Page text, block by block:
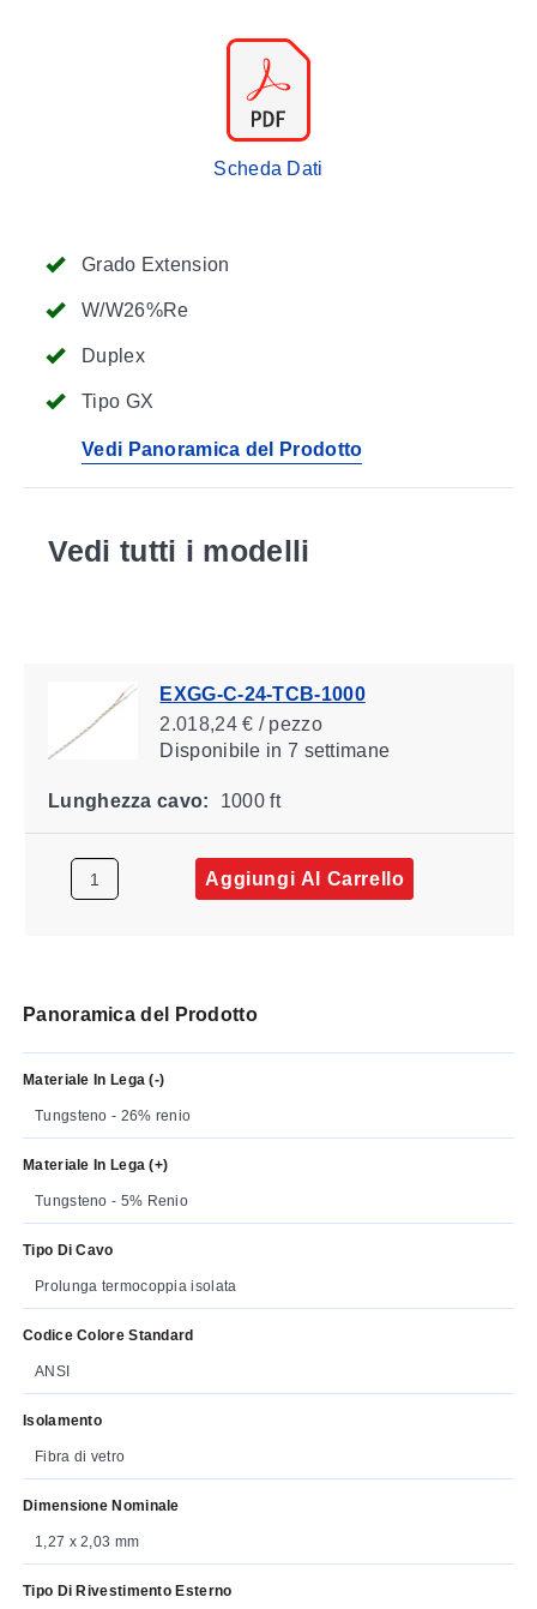
Grado Extension
W/W26%Re
Duplex
Tipo GX
Vedi Panoramica del Prodotto
Scheda Dati
Vedi tutti i modelli
EXGG-C-24-TCB-1000
2.018,24 € / pezzo
Disponibile in 7 settimane
Lunghezza cavo: 1000 ft
Aggiungi Al Carrello
Panoramica del Prodotto
Materiale In Lega (-)
Tungsteno - 26% renio
Materiale In Lega (+)
Tungsteno - 5% Renio
Tipo Di Cavo
Prolunga termocoppia isolata
Codice Colore Standard
ANSI
Isolamento
Fibra di vetro
Dimensione Nominale
1,27 x 2,03 mm
Tipo Di Rivestimento Esterno